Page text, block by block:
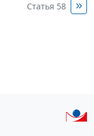
Статья 58